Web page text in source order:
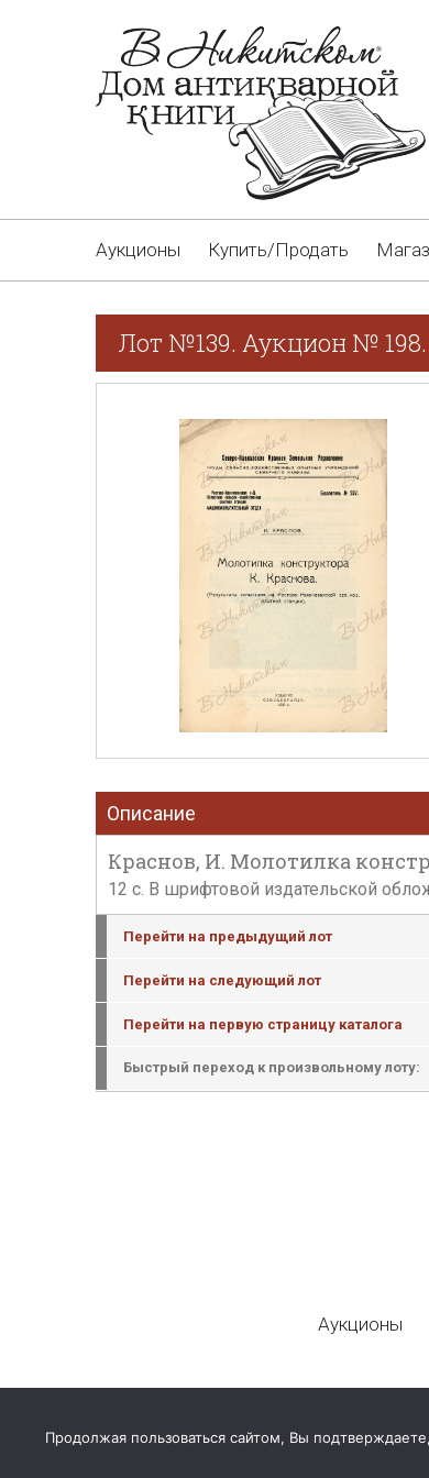
Аукционы Купить/Продать
Лот №139. Аукцион №
Описание
Краснов, И. Молотилка
12 с. В шрифтовой издательской
Перейти на предыдущий лот
Перейти на следующий лот
Перейти на первую страницу каталога
Быстрый переход к произвольному лоту:
Аукционы
Продолжая пользоваться сайтом, Вы